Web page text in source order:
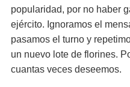
popularidad, por no haber
ejército. Ignoramos el
pasamos el turno y
un nuevo lote de florines.
cuantas veces deseemos.